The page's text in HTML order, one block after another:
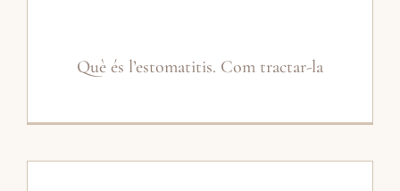
Què és l’estomatitis. Com tractar-la